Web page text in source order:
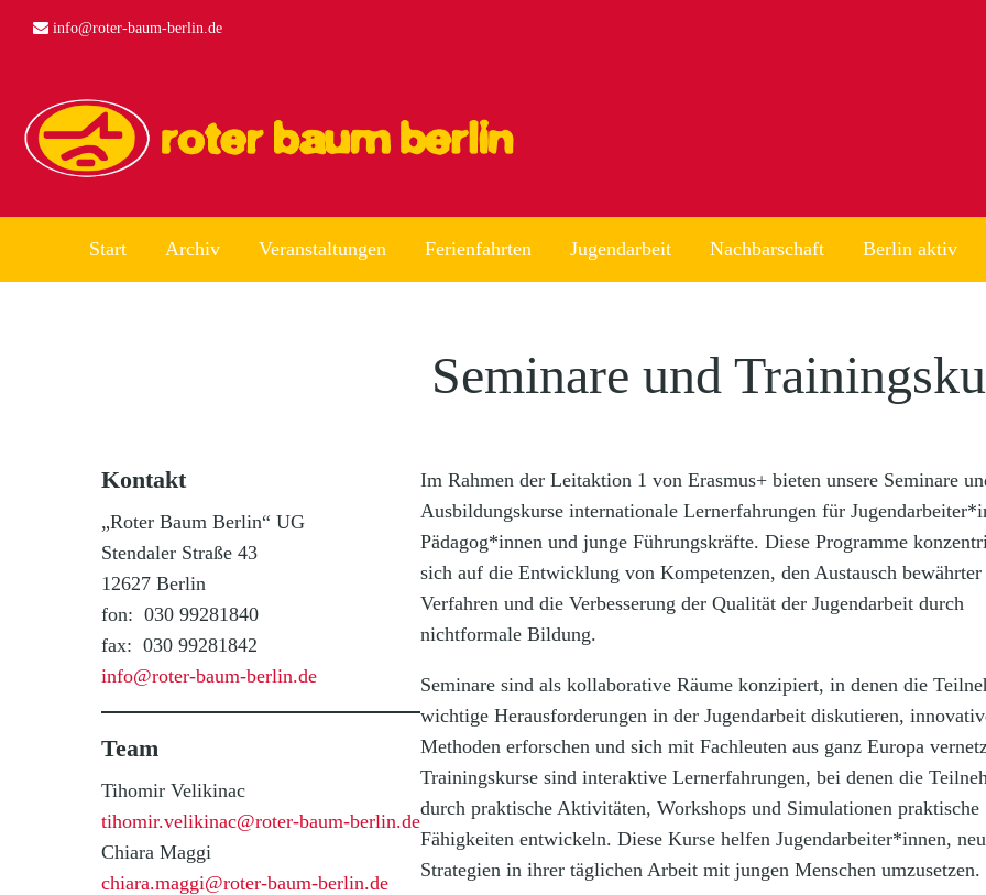
info@roter-baum-berlin.de
Start Archiv Veranstaltungen Ferienfahrten Jugendarbeit Nachbarschaft Berlin aktiv
Seminare und
Kontakt
„Roter Baum Berlin“ UG
Stendaler Straße 43
12627 Berlin
fon: 030 99281840
fax: 030 99281842
info@roter-baum-berlin.de
Team
Tihomir Velikinac
tihomir.velikinac@roter-baum-berlin.de
Chiara Maggi
chiara.maggi@roter-baum-berlin.de
Im Rahmen der Leitaktion 1 von Erasmus+ bieten unsere Seminare
Ausbildungskurse internationale Lernerfahrungen für
Pädagog*innen und junge Führungskräfte. Diese Programme
sich auf die Entwicklung von Kompetenzen, den Austausch bewährter
Verfahren und die Verbesserung der Qualität der Jugendarbeit durch
nichtformale Bildung.
Seminare sind als kollaborative Räume konzipiert, in denen die
wichtige Herausforderungen in der Jugendarbeit diskutieren,
Methoden erforschen und sich mit Fachleuten aus ganz Europa
Trainingskurse sind interaktive Lernerfahrungen, bei denen die
durch praktische Aktivitäten, Workshops und Simulationen praktische
Fähigkeiten entwickeln. Diese Kurse helfen Jugendarbeiter*innen,
Strategien in ihrer täglichen Arbeit mit jungen Menschen umzusetzen.